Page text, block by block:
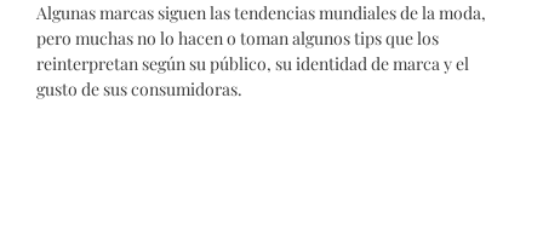
Algunas marcas siguen las tendencias mundiales de la moda,
pero muchas no lo hacen o toman algunos tips que los
reinterpretan según su público, su identidad de marca y el
gusto de sus consumidoras.